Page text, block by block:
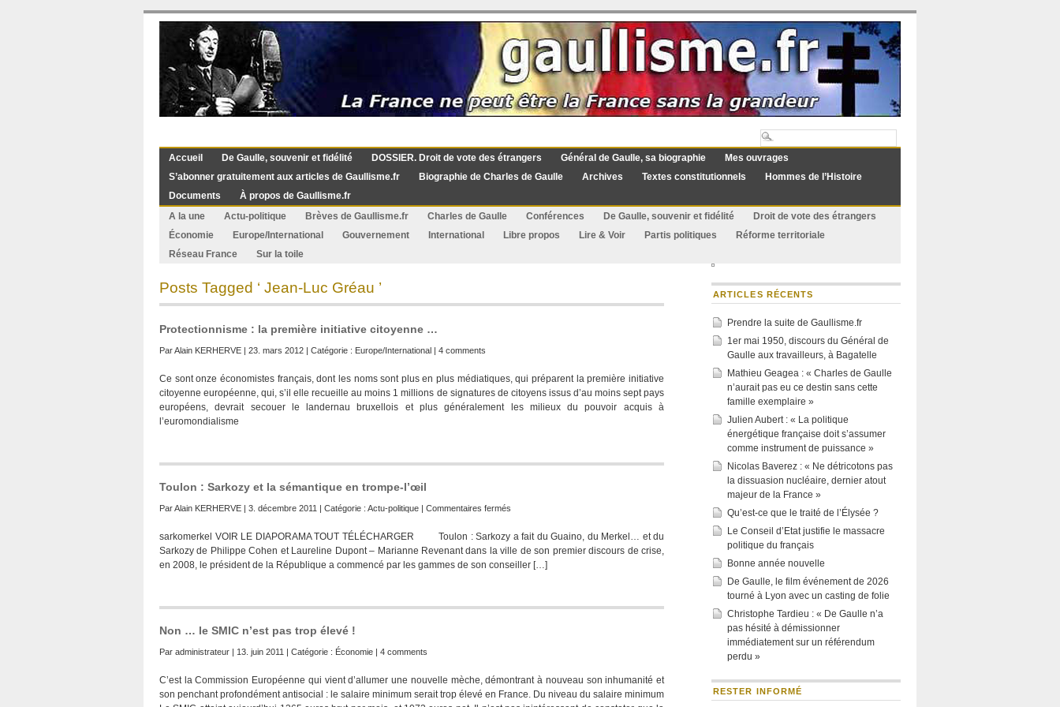
Accueil De Gaulle, souvenir et fidélité DOSSIER. Droit de vote des étrangers Général de Gaulle, sa biographie
Mes ouvrages
S’abonner gratuitement aux articles de Gaullisme.fr
Biographie de Charles de Gaulle Archives Textes constitutionnels
Hommes de l’Histoire
Documents
À propos de Gaullisme.fr
A la une
Actu-politique Brèves de Gaullisme.fr Charles de Gaulle Conférences De Gaulle, souvenir et fidélité
Droit de vote des étrangers
Économie
Europe/International Gouvernement International Libre propos Lire & Voir Partis politiques
Réforme territoriale
Réseau France
Sur la toile
Posts Tagged ‘ Jean-Luc Gréau ’
Protectionnisme : la première initiative citoyenne …
ParAlain KERHERVE | 23. mars 2012 | Catégorie : Europe/International | 4 comments
Ce sont onze économistes français, dont les noms sont plus en plus médiatiques, qui préparent la première initiative
citoyenne européenne, qui, s’il elle recueille au moins 1 millions de signatures de citoyens issus d’au moins sept pays
européens, devrait secouer le landernau bruxellois et plus généralement les milieux du pouvoir acquis à
l’euromondialisme
Toulon : Sarkozy et la sémantique en trompe-l’œil
ParAlain KERHERVE | 3. décembre 2011 | Catégorie : Actu-politique | Commentaires fermés
Sarkozy
et
en
sarkomerkel VOIR LE DIAPORAMA TOUT TÉLÉCHARGER Toulon : Sarkozy a fait du Guaino, du Merkel… et du
Sarkozy de Philippe Cohen et Laureline Dupont – Marianne Revenant dans la ville de son premier discours de crise,
en 2008, le président de la République a commencé par les gammes de son conseiller […]
Non … le SMIC n’est pas trop élevé !
Par administrateur | 13. juin 2011 | Catégorie : Économie | 4 comments
C’est la Commission Européenne qui vient d’allumer une nouvelle mèche, démontrant à nouveau son inhumanité et
son penchant profondément antisocial : le salaire minimum serait trop élevé en France. Du niveau du salaire minimum
ARTICLES RÉCENTS
Prendre la suite de Gaullisme.fr
1er mai 1950, discours du Général de
Gaulle aux travailleurs, à Bagatelle
Mathieu Geagea : « Charles de Gaulle
n’aurait pas eu ce destin sans cette
famille exemplaire »
Julien Aubert : « La politique
énergétique française doit s’assumer
comme instrument de puissance »
Nicolas Baverez : « Ne détricotons pas
la dissuasion nucléaire, dernier atout
majeur de la France »
Qu’est-ce que le traité de l’Élysée ?
Le Conseil d’Etat justifie le massacre
politique du français
Bonne année nouvelle
De Gaulle, le film événement de 2026
tourné à Lyon avec un casting de folie
Christophe Tardieu : « De Gaulle n’a
pas hésité à démissionner
immédiatement sur un référendum
perdu »
RESTER INFORMÉ